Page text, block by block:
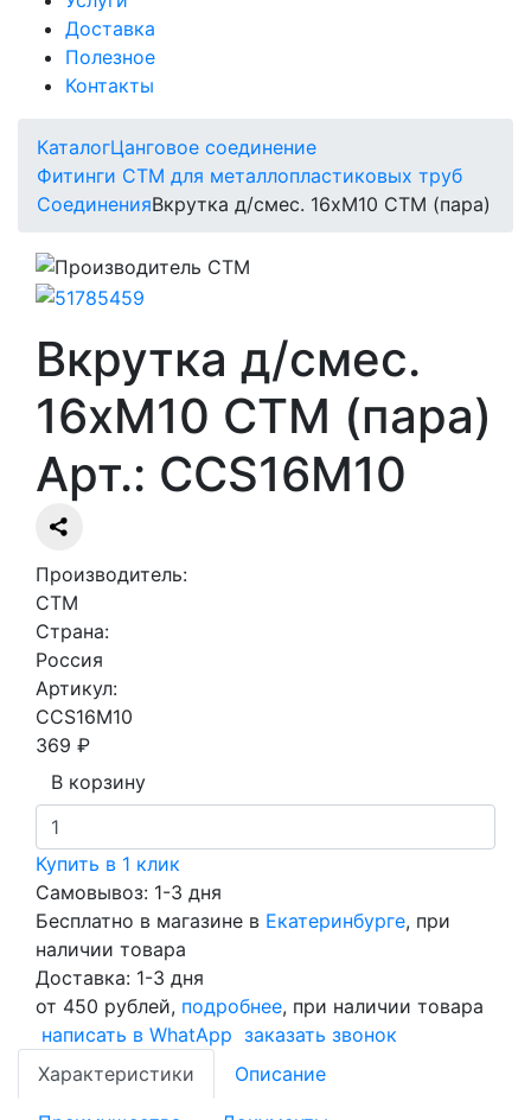
Доставка
Полезное
Контакты
КаталогЦанговое соединение
Фитинги СTM для металлопластиковых труб
СоединенияВкрутка д/смес. 16хМ10 СТМ (пара)
Вкрутка д/смес.
16хМ10 СТМ (пара)
Арт.: CCS16M10
Производитель:
СTM
Страна:
Россия
Артикул:
CCS16M10
369 ₽
В корзину
Купить в 1 клик
Самовывоз: 1-3 дня
Бесплатно в магазине в Екатеринбурге, при
наличии товара
Доставка: 1-3 дня
от 450 рублей, подробнее, при наличии товара
написать в WhatApp заказать звонок
Характеристики
Описание